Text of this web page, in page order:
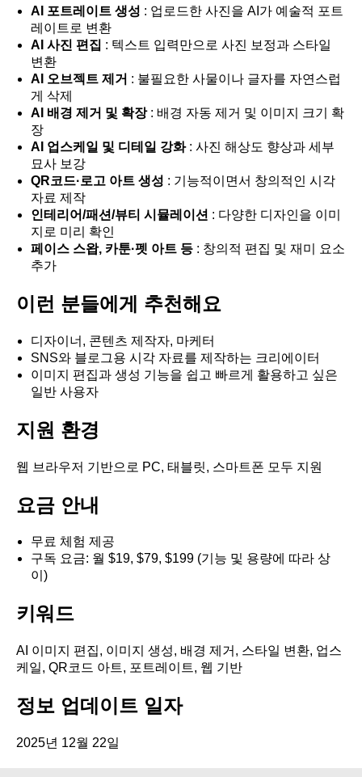
AI 포트레이트 생성 : 업로드한 사진을 AI가 예술적 포트
레이트로 변환
AI 사진 편집 : 텍스트 입력만으로 사진 보정과 스타일
변환
AI 오브젝트 제거 : 불필요한 사물이나 글자를 자연스럽
게 삭제
AI 배경 제거 및 확장: 배경 자동 제거 및 이미지 크기 확
장
AI 업스케일 및 디테일 강화: 사진 해상도 향상과 세부
묘사 보강
QR코드·로고 아트 생성 : 기능적이면서 창의적인 시각
자료 제작
인테리어/패션/뷰티 시뮬레이션 : 다양한 디자인을 이미
지로 미리 확인
페이스 스왑, 카툰·펫 아트 등 : 창의적 편집 및 재미 요소
추가
이런 분들에게 추천해요
디자이너, 콘텐츠 제작자, 마케터
SNS와 블로그용 시각 자료를 제작하는 크리에이터
이미지 편집과 생성 기능을 쉽고 빠르게 활용하고 싶은
일반 사용자
지원 환경
웹 브라우저 기반으로 PC, 태블릿, 스마트폰 모두 지원
요금 안내
무료 체험 제공
구독 요금: 월 $19, $79, $199 (기능 및 용량에 따라 상
이)
키워드
AI 이미지 편집, 이미지 생성, 배경 제거, 스타일 변환, 업스
케일, QR코드 아트, 포트레이트, 웹 기반
정보 업데이트 일자
2025년 12월 22일